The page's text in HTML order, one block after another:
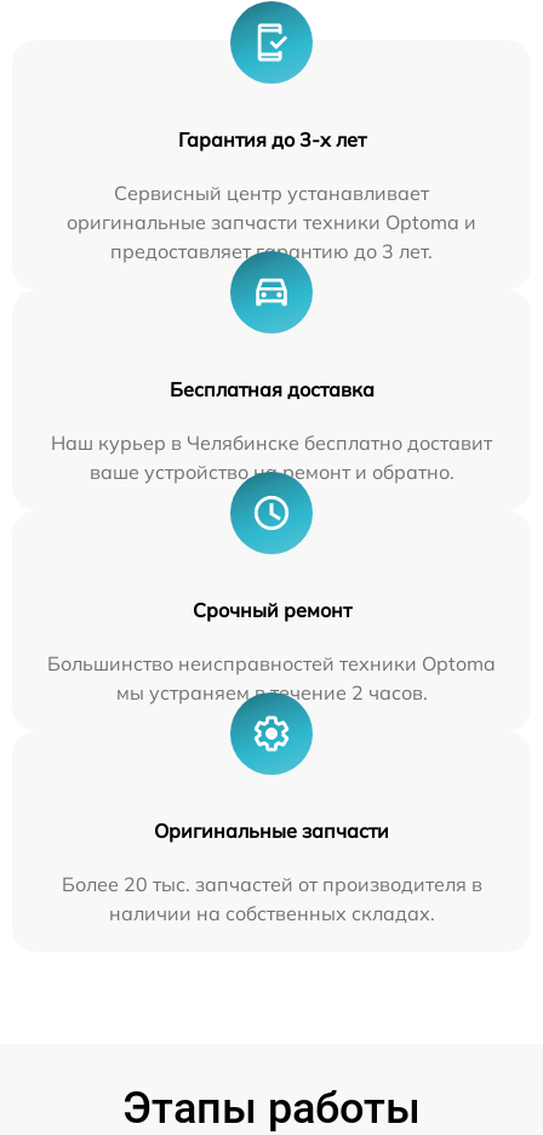
Гарантия до 3-х лет
Сервисный центр устанавливает
оригинальные запчасти техники Optoma и
предоставляет гарантию до 3 лет.
Бесплатная доставка
Наш курьер в Челябинске бесплатно доставит
ваше устройство на ремонт и обратно.
Срочный ремонт
Большинство неисправностей техники Optoma
мы устраняем в течение 2 часов.
Оригинальные запчасти
Более 20 тыс. запчастей от производителя в
наличии на собственных складах.
Этапы работы